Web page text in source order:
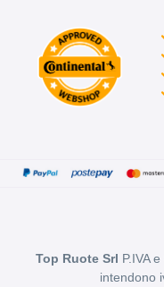
Top Ruote Srl P.IVA
intendono